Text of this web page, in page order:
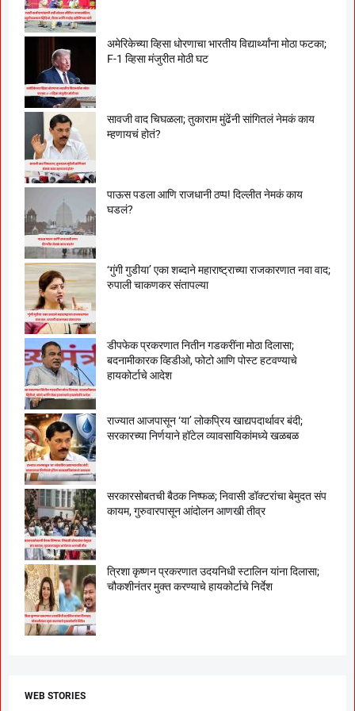
अमेरिकेच्या व्हिसा धोरणाचा भारतीय विद्यार्थ्यांना मोठा फटका;
F-1 व्हिसा मंजुरीत मोठी घट
सावजी वाद चिघळला; तुकाराम मुंढेंनी सांगितलं नेमकं काय
म्हणायचं होतं?
पाऊस पडला आणि राजधानी ठप्प! दिल्लीत नेमकं काय
घडलं?
‘गुंगी गुडीया’ एका शब्दाने महाराष्ट्राच्या राजकारणात नवा वाद;
रुपाली चाकणकर संतापल्या
डीपफेक प्रकरणात नितीन गडकरींना मोठा दिलासा;
बदनामीकारक व्हिडीओ, फोटो आणि पोस्ट हटवण्याचे
हायकोर्टाचे आदेश
राज्यात आजपासून ‘या’ लोकप्रिय खाद्यपदार्थावर बंदी;
सरकारच्या निर्णयाने हॉटेल व्यावसायिकांमध्ये खळबळ
सरकारसोबतची बैठक निष्फळ; निवासी डॉक्टरांचा बेमुदत संप
कायम, गुरुवारपासून आंदोलन आणखी तीव्र
त्रिशा कृष्णन प्रकरणात उदयनिधी स्टालिन यांना दिलासा;
चौकशीनंतर मुक्त करण्याचे हायकोर्टाचे निर्देश
WEB STORIES